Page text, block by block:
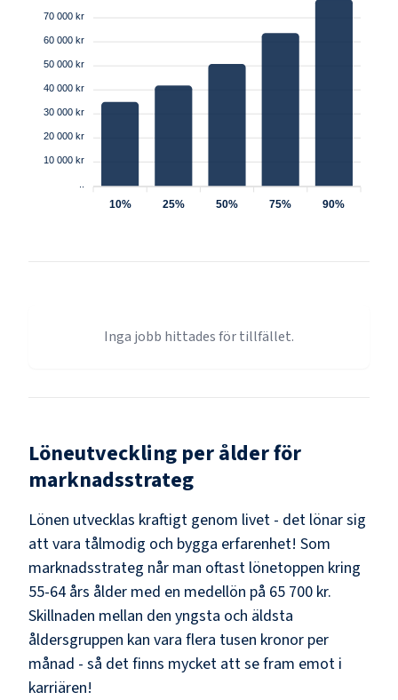
70 000 kr
60 000 kr
50 000 kr
40 000 kr
30 000 kr
20 000 kr
10 000 kr
10% 25% 50% 75% 90%
Inga jobb hittades för tillfället.
Löneutveckling per ålder för
marknadsstrateg
Lönen utvecklas kraftigt genom livet - det lönar sig
att vara tålmodig och bygga erfarenhet! Som
marknadsstrateg når man oftast lönetoppen kring
55-64 års ålder med en medellön på 65 700 kr.
Skillnaden mellan den yngsta och äldsta
åldersgruppen kan vara flera tusen kronor per
månad - så det finns mycket att se fram emot i
karriären!